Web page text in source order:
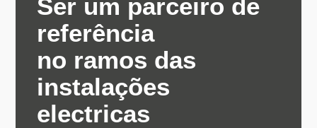
Ser um parceiro de
referência
no ramos das
instalações
electricas